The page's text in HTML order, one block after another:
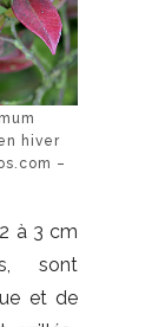
hiver
–
à 3 cm
sont
et de